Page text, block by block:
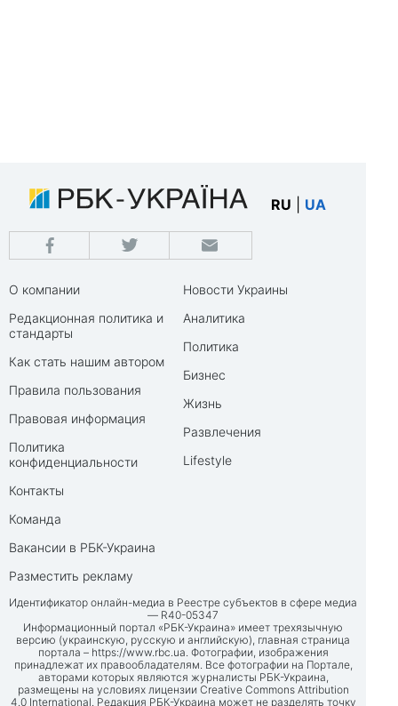
RU UA
О компании
Редакционная политика и
стандарты
Как стать нашим автором
Правила пользования
Правовая информация
Политика
конфиденциальности
Контакты
Команда
Вакансии в РБК-Украина
Разместить рекламу
Новости Украины
Аналитика
Политика
Бизнес
Жизнь
Развлечения
Lifestyle
Идентификатор онлайн-медиа в Реестре субъектов в сфере медиа
— R40-05347
Информационный портал «РБК-Украина» имеет трехязычную
версию (украинскую, русскую и английскую), главная страница
портала – https://www.rbc.ua. Фотографии, изображения
принадлежат их правообладателям. Все фотографии на Портале,
авторами которых являются журналисты РБК-Украина,
размещены на условиях лицензии Creative Commons Attribution
4.0 International. Редакция РБК-Украина может не разделять точку